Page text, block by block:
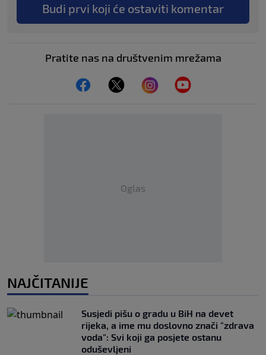
Budi prvi koji će ostaviti komentar
Pratite nas na društvenim mrežama
Oglas
NAJČITANIJE
Susjedi pišu o gradu u BiH na devet
rijeka, a ime mu doslovno znači "zdrava
voda": Svi koji ga posjete ostanu
oduševljeni